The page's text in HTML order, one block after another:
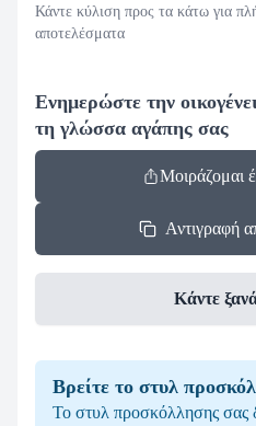
Κάντε κύλιση προς τα κάτω για
αποτελέσματα
Ενημερώστε την
τη γλώσσα αγάπης σας
Μοιράζομαι
Αντιγραφή
Κάντε
Βρείτε το στυλ
Το στυλ προσκόλλησης σας